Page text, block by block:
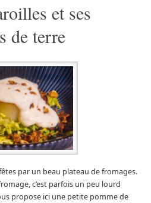
et ses
de terre
par un beau plateau de fromages.
c’est parfois un peu lourd
propose ici une petite pomme de